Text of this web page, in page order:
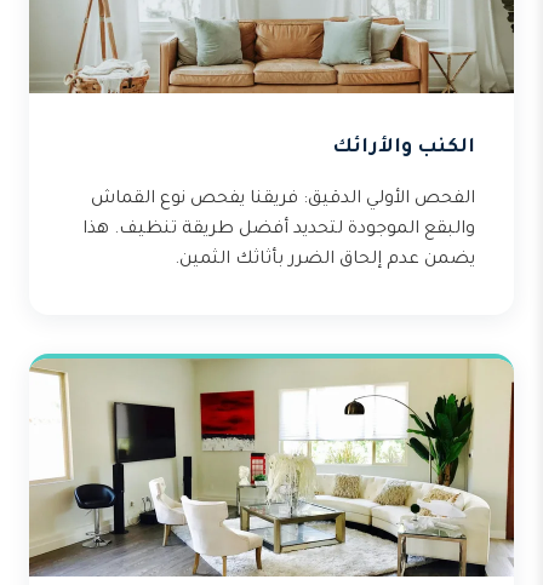
الكنب والأرائك
الفحص الأولي الدقيق: فريقنا يفحص نوع القماش
والبقع الموجودة لتحديد أفضل طريقة تنظيف. هذا
يضمن عدم إلحاق الضرر بأثاثك الثمين.